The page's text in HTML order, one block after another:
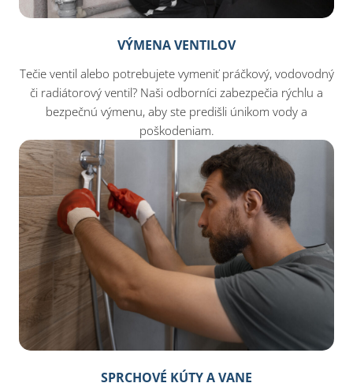
VÝMENA VENTILOV
Tečie ventil alebo potrebujete vymeniť práčkový, vodovodný
či radiátorový ventil? Naši odborníci zabezpečia rýchlu a
bezpečnú výmenu, aby ste predišli únikom vody a
poškodeniam.
SPRCHOVÉ KÚTY A VANE